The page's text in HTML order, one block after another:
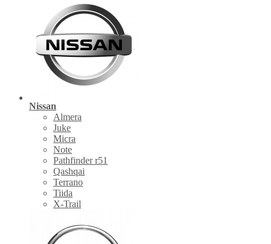
Nissan
Almera
Juke
Micra
Note
Pathfinder r51
Qashqai
Terrano
Tiida
X-Trail